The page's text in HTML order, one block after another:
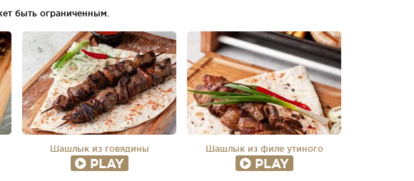
быть ограниченным.
Шашлык из говядины
PLAY
Шашлык из филе утиного
PLAY